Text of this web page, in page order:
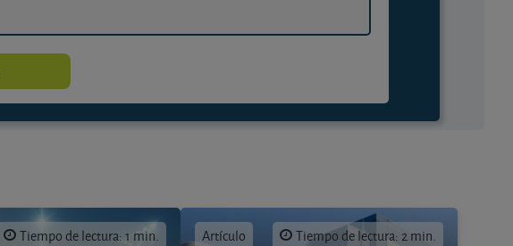
Tiempo de lectura: 1 min. Artículo Tiempo de lectura: 2 min.